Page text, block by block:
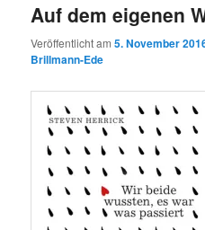
Auf dem eigenen
Veröffentlicht am5. November
Brillmann-Ede